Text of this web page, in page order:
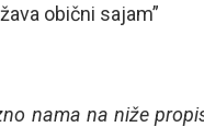
obični sajam”
nama na niže